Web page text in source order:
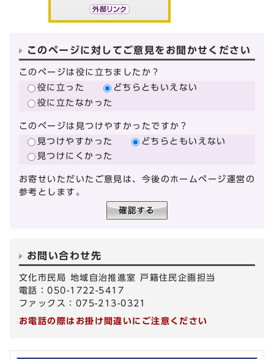
このページに対してご意見をお聞かせください
このページは役に立ちましたか？
役に立った
どちらともいえない
役に立たなかった
このページは見つけやすかったですか？
見つけやすかった
どちらともいえない
見つけにくかった
お寄せいただいたご意見は、今後のホームページ運営の
参考とします。
お問い合わせ先
文化市民局 地域自治推進室 戸籍住民企画担当
電話：050-1722-5417
ファックス：075-213-0321
お電話の際はお掛け間違いにご注意ください